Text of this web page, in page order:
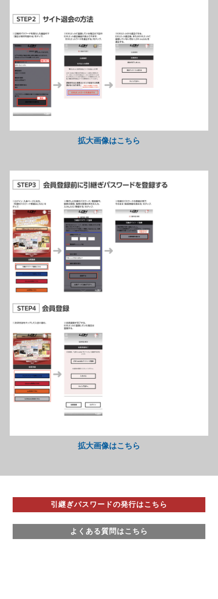
拡大画像はこちら
拡大画像はこちら
引継ぎパスワードの発行はこちら
よくある質問はこちら
よくある質問はこちら